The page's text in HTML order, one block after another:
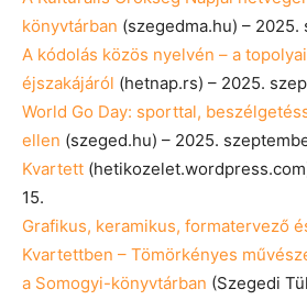
könyvtárban (szegedma.hu) –
A kódolás közös nyelvén – a
éjszakájáról (hetnap.rs) – 2025.
World Go Day: sporttal,
ellen (szeged.hu) – 2025.
Kvartett
15.
Grafikus, keramikus, formatervező
Kvartettben – Tömörkényes
a Somogyi-könyvtárban (Szegedi